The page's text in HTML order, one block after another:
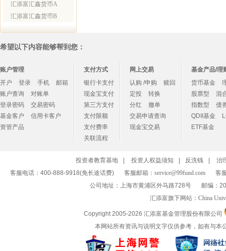
汇添富汇鑫货币A
汇添富汇鑫货币B
希望以下内容能够帮到您：
账户管理
开户
登录 手机
邮箱
账户查询
对账单
登录密码
交易密码
基金客户
信用卡客户
资管产品
支付方式
银行卡支付
现金宝支付
第三方支付
支付限额
支付费率
关联流程
网上交易
认购 /申购
赎回
定投
转换
分红
撤单
交易申请查询
现金宝交易
基金产品/理
货币基金
股票型
混
指数型
债
QDII基金
ETF基金
投资者教育基地 投资人权益须知 反洗钱
治
客服电话：400-888-9918(免长途话费)
客服邮箱： service@99fund.com
客
公司地址：上海市黄浦区外马路728号
邮编：
汇添富旗下网站： China
Copyright 2005-2026 汇添富基金管理股份有限公司
本网站所有资讯与说明文字仅供参考，如有与本